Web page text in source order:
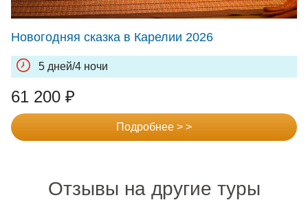
Новогодняя сказка в Карелии 2026
5 дней/4 ночи
61 200 ₽
Подробнее > >
Отзывы на другие туры